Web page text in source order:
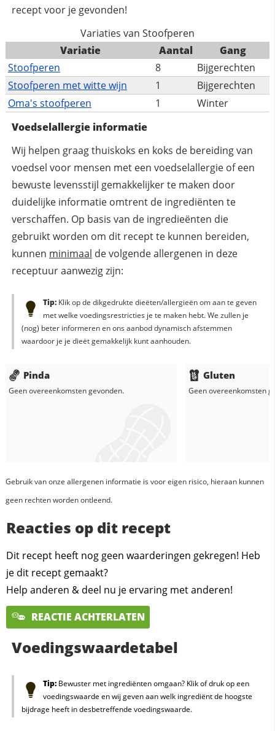
recept voor je gevonden!
Variaties van Stoofperen
Variatie
Aantal
Gang
Stoofperen
8
Bijgerechten
Stoofperen met witte wijn
1
Bijgerechten
Oma's stoofperen
1
Winter
Voedselallergie informatie
Wij helpen graag thuiskoks en koks de bereiding van
voedsel voor mensen met een voedselallergie of een
bewuste levensstijl gemakkelijker te maken door
duidelijke informatie omtrent de ingrediënten te
verschaffen. Op basis van de ingredieënten die
gebruikt worden om dit recept te kunnen bereiden,
kunnen minimaal de volgende allergenen in deze
receptuur aanwezig zijn:
Tip:Klik op de dikgedrukte dieëten/allergieën om aan te geven
met welke voedingsrestricties je te maken hebt. We zullen je
(nog) beter informeren en ons aanbod dynamisch afstemmen
waardoor je je dieët gemakkelijk kunt aanhouden.
Pinda
Geen overeenkomsten gevonden.
Gluten
Geen overeenkomsten
Gebruik van onze allergenen informatie is voor eigen risico, hieraan kunnen
geen rechten worden ontleend.
Reacties op dit recept
Dit recept heeft nog geen waarderingen gekregen! Heb
je dit recept gemaakt?
Help anderen & deel nu je ervaring met anderen!
REACTIE ACHTERLATEN
Voedingswaardetabel
Tip:Bewuster met ingrediënten omgaan? Klik of druk op een
voedingswaarde en wij geven aan welk ingrediënt de hoogste
bijdrage heeft in desbetreffende voedingswaarde.